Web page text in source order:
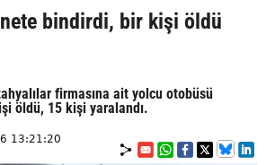
bindirdi, bir kişi öldü
firmasına ait yolcu otobüsü
öldü, 15 kişi yaralandı.
13:21:20